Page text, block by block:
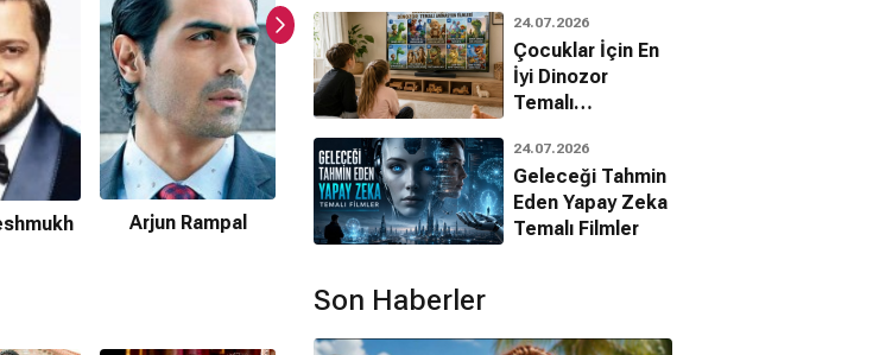
tarafından hazırlanmıştır.
Arjun Rampal
Deepika Padukone Jiah Khan
24.07.2026
Çocuklar İçin En
İyi Dinozor
Temalı
Filmleri
24.07.2026
Geleceği Tahmin
Eden Yapay Zeka
Temalı Filmler
Son Haberler